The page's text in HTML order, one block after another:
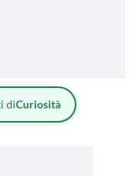
diCuriosità